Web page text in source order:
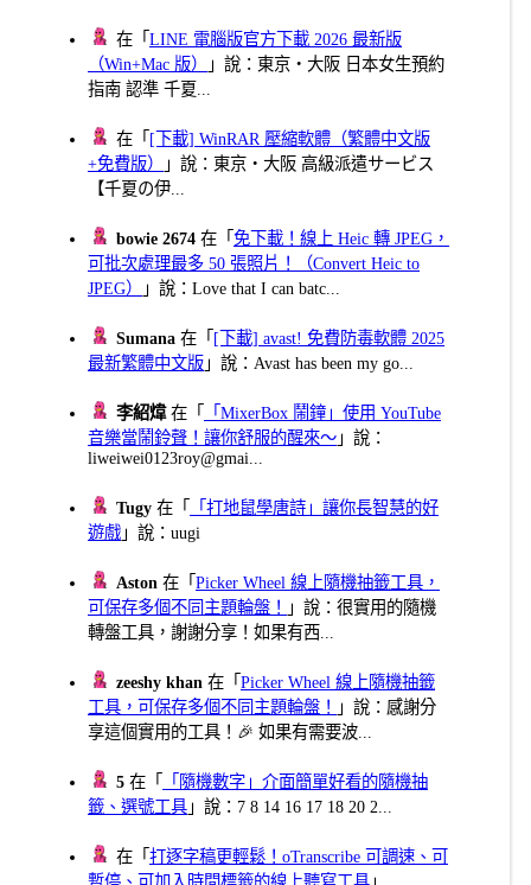
在「LINE 電腦版官方下載 2026 最新版
（Win+Mac 版）
」說：東京・大阪 日本女生預約
指南 認準 千夏...
在「 [下載] WinRAR 壓縮軟體（繁體中文版
+免費版）
」說：東京・大阪 高級派遣サービス
【千夏の伊...
bowie 2674 在「免下載！線上 Heic 轉 JPEG，
可批次處理最多 50 張照片！（Convert Heic to
JPEG）
」說：Love that I can batc...
Sumana 在「 [下載] avast! 免費防毒軟體 2025
最新繁體中文版 」說：Avast has been my go...
李紹煒在「
「MixerBox 鬧鐘」使用 YouTube
音樂當鬧鈴聲！讓你舒服的醒來～ 」說：
liweiwei0123roy@gmai...
Tugy 在「
「打地鼠學唐詩」讓你長智慧的好
遊戲 」說：uugi
Aston 在「Picker Wheel 線上隨機抽籤工具，
可保存多個不同主題輪盤！
」說：很實用的隨機
轉盤工具，謝謝分享！如果有西...
zeeshy khan 在「Picker Wheel 線上隨機抽籤
工具，可保存多個不同主題輪盤！
」說：感謝分
享這個實用的工具！🎉 如果有需要波...
5 在「
「隨機數字」介面簡單好看的隨機抽
籤、選號工具 」說：7 8 14 16 17 18 20 2...
在「打逐字稿更輕鬆！oTranscribe 可調速、可